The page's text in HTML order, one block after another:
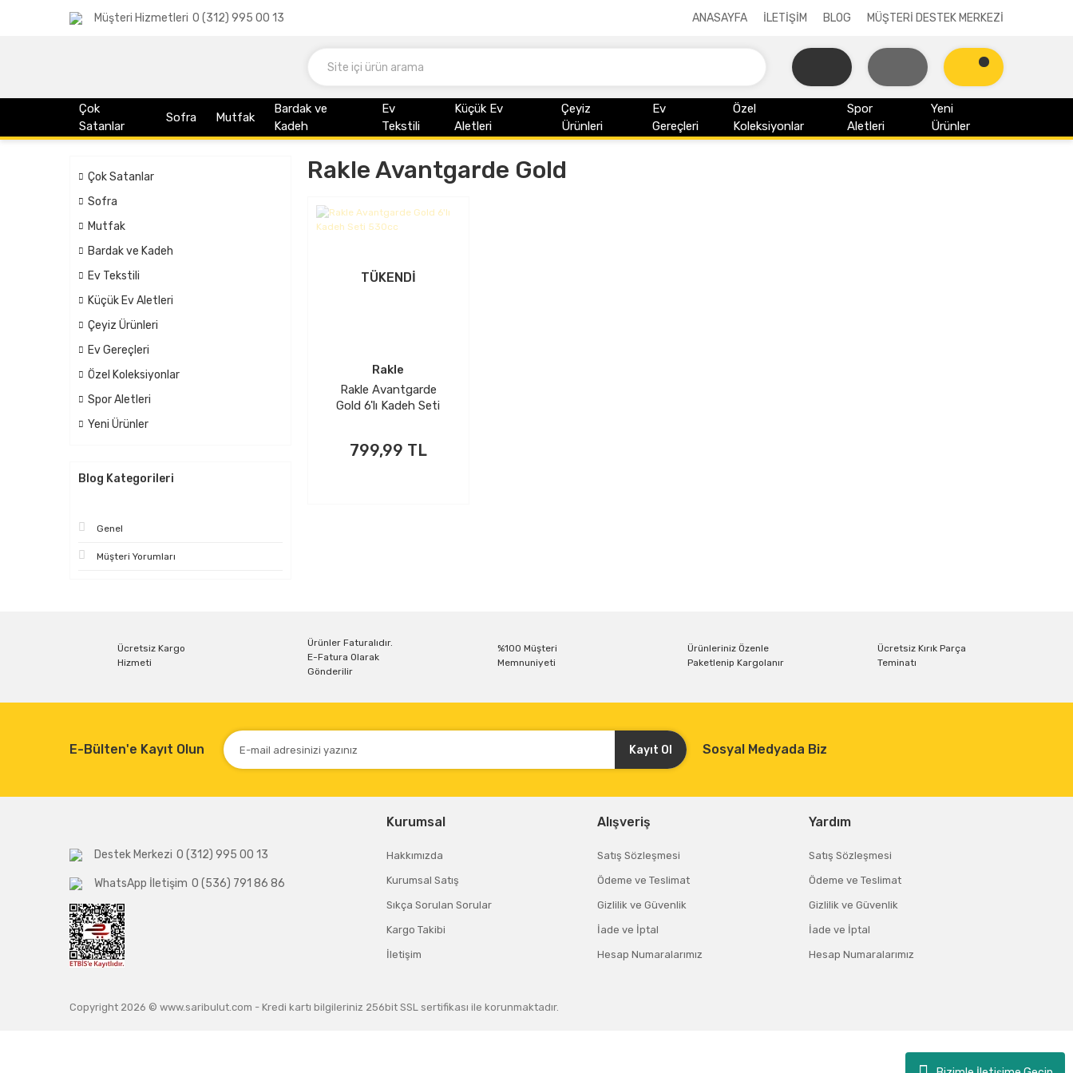
Müşteri Hizmetleri 0 (312) 995 00 13 ANASAYFA İLETİŞİM BLOG MÜŞTERİ DESTEK MERKEZİ
Çok
Satanlar
Sofra Mutfak
Bardak ve
Kadeh
Ev
Tekstili
Küçük Ev
Aletleri
Çeyiz
Ürünleri
Ev
Gereçleri
Özel
Koleksiyonlar
Spor
Aletleri
Yeni
Ürünler
Çok Satanlar
Sofra
Mutfak
Bardak ve Kadeh
Ev Tekstili
Küçük Ev Aletleri
Çeyiz Ürünleri
Ev Gereçleri
Özel Koleksiyonlar
Spor Aletleri
Yeni Ürünler
Blog Kategorileri
Genel
Müşteri Yorumları
Rakle Avantgarde Gold
TÜKENDİ
Rakle
Rakle Avantgarde
Gold 6'lı Kadeh Seti
799,99 TL
Ücretsiz Kargo
Hizmeti
Ürünler Faturalıdır.
E-Fatura Olarak
Gönderilir
%100 Müşteri
Memnuniyeti
Ürünleriniz Özenle
Paketlenip Kargolanır
Ücretsiz Kırık Parça
Teminatı
E-Bülten'e Kayıt Olun Kayıt Ol Sosyal Medyada Biz
Destek Merkezi 0 (312) 995 00 13
WhatsApp İletişim 0 (536) 791 86 86
Kurumsal
Hakkımızda
Kurumsal Satış
Sıkça Sorulan Sorular
Kargo Takibi
İletişim
Alışveriş
Satış Sözleşmesi
Ödeme ve Teslimat
Gizlilik ve Güvenlik
İade ve İptal
Hesap Numaralarımız
Yardım
Satış Sözleşmesi
Ödeme ve Teslimat
Gizlilik ve Güvenlik
İade ve İptal
Hesap Numaralarımız
Copyright 2026 © www.saribulut.com - Kredi kartı bilgileriniz 256bit SSL sertifikası ile korunmaktadır.